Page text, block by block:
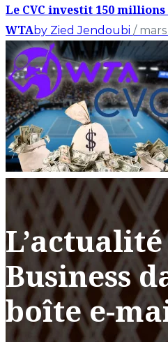
Le CVC investit 150
WTAby Zied Jendoubi /
Business
boîte e-